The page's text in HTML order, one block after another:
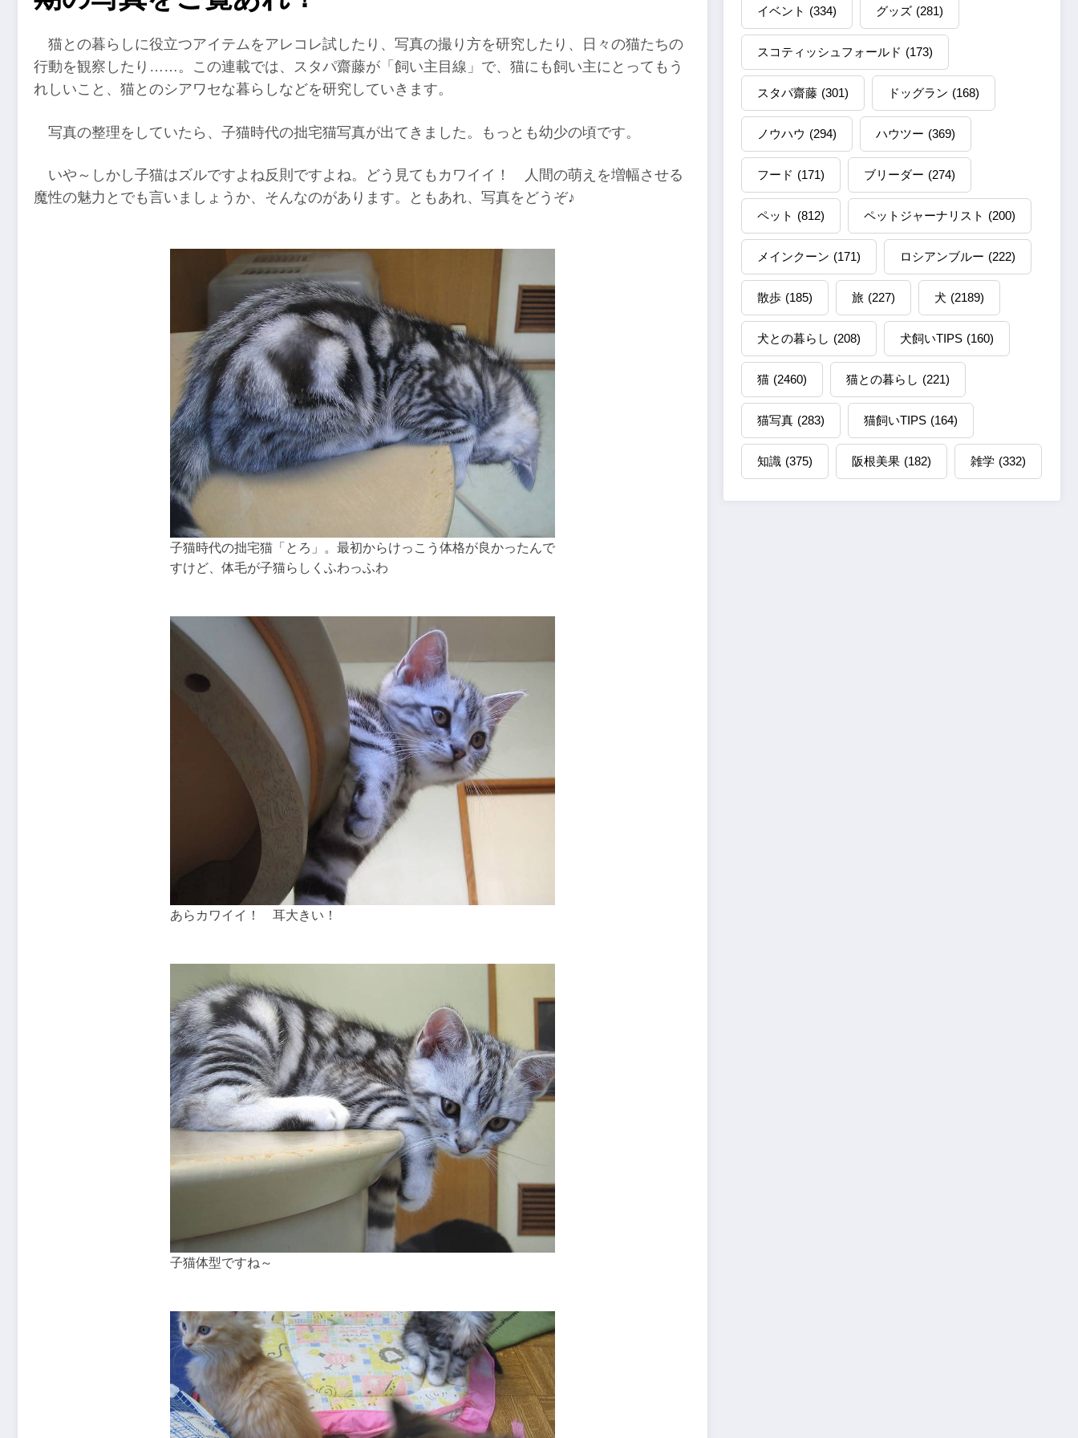
猫との暮らしに役立つアイテムをアレコレ試したり、写真の撮り方を研究したり、日々の猫たちの
行動を観察したり……。この連載では、スタパ齋藤が「飼い主目線」で、猫にも飼い主にとってもう
れしいこと、猫とのシアワセな暮らしなどを研究していきます。
写真の整理をしていたら、子猫時代の拙宅猫写真が出てきました。もっとも幼少の頃です。
いや～しかし子猫はズルですよね反則ですよね。どう見てもカワイイ！ 人間の萌えを増幅させる
魔性の魅力とでも言いましょうか、そんなのがあります。ともあれ、写真をどうぞ♪
子猫時代の拙宅猫「とろ」。最初からけっこう体格が良かったんで
すけど、体毛が子猫らしくふわっふわ
あらカワイイ！ 耳大きい！
子猫体型ですね～
イベント (334) グッズ (281)
スコティッシュフォールド (173)
スタパ齋藤 (301) ドッグラン (168)
ノウハウ (294) ハウツー (369)
フード (171) ブリーダー (274)
ペット (812) ペットジャーナリスト (200)
メインクーン (171) ロシアンブルー (222)
散歩 (185) 旅 (227) 犬 (2189)
犬との暮らし (208) 犬飼いTIPS (160)
猫 (2460) 猫との暮らし (221)
猫写真 (283) 猫飼いTIPS (164)
知識 (375) 阪根美果 (182) 雑学 (332)